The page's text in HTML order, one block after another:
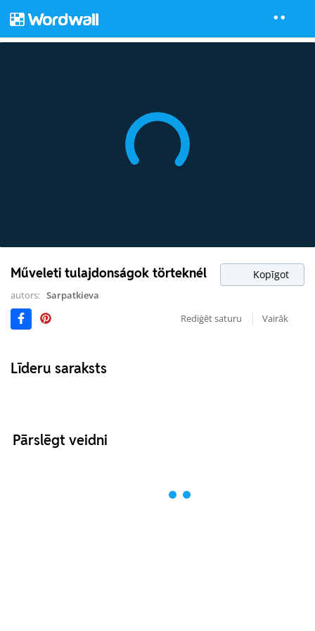
Műveleti tulajdonságok törteknél Kopīgot
autors: Sarpatkieva
Rediģēt saturu
Vairāk
Līderu saraksts
Pārslēgt veidni